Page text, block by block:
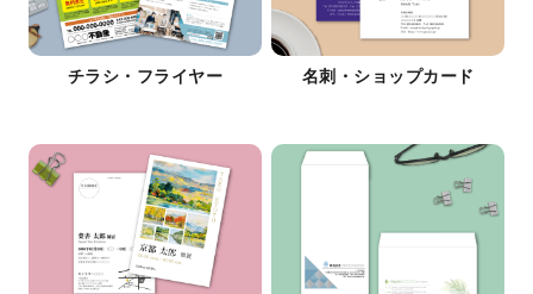
チラシ・フライヤー 名刺・ショップカード